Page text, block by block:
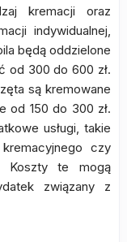
kremacji oraz
indywidualnej,
będą oddzielone
od 300 do 600 zł.
są kremowane
od 150 do 300 zł.
usługi, takie
czy
Koszty te mogą
związany z